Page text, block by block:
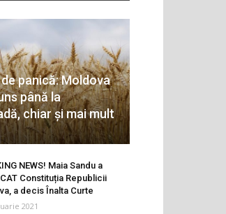
panică: Moldova
până la
chiar și mai mult
NEWS! Maia Sandu a
Constituția Republicii
a decis Înalta Curte
2021